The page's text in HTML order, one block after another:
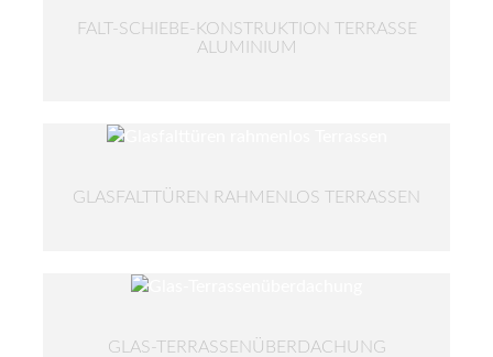
FALT-SCHIEBE-KONSTRUKTION TERRASSE
ALUMINIUM
GLASFALTTÜREN RAHMENLOS TERRASSEN
GLAS-TERRASSENÜBERDACHUNG